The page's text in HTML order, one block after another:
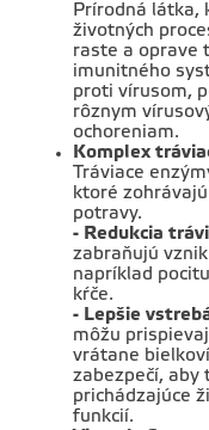
Prírodná látka,
životných
raste a oprave
imunitného
proti vírusom,
rôznym
ochoreniam.
Komplex
Tráviace
ktoré
potravy.
- Redukcia
zabraňujú
napríklad
kŕče.
- Lepšie
môžu
vrátane
zabezpečí, aby
prichádzajúce
funkcií.